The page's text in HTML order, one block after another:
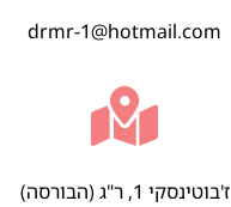
drmr-1@hotmail.com
ז'בוטינסקי 1, ר"ג (הבורסה)